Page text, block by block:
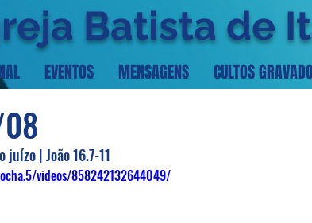
EVENTOS MENSAGENS CULTOS
Batista de
juízo | João 16.7-11
videos/858242132644049/